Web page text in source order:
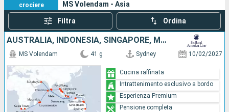
Ricerca
crociere
MS Volendam - Asia
Filtra Ordina
AUSTRALIA, INDONESIA, SINGAPORE, MALESIA, THAILANDIA, SRI LANKA, MALDIVE, MAURITIUS, FRANCIA, AFRICA DEL SUD
MS Volendam 41 g Sydney 10/02/2027
Cucina raffinata
Intrattenimento esclusivo a bordo
Esperienza Premium
Pensione completa